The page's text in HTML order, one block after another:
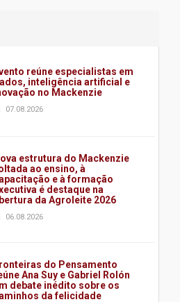
reúne especialistas em
inteligência artificial e
no Mackenzie
07.08.2026
estrutura do Mackenzie
ao ensino, à
e à formação
é destaque na
da Agroleite 2026
06.08.2026
do Pensamento
Ana Suy e Gabriel Rolón
debate inédito sobre os
da felicidade